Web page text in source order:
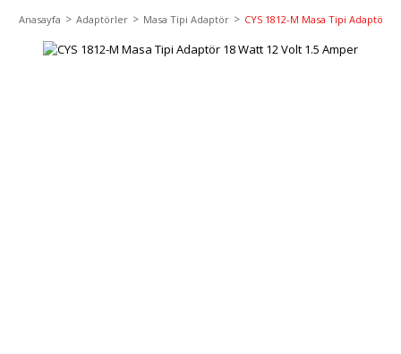
Anasayfa Adaptörler Masa Tipi Adaptör CYS 1812-M Masa Tipi Adaptör